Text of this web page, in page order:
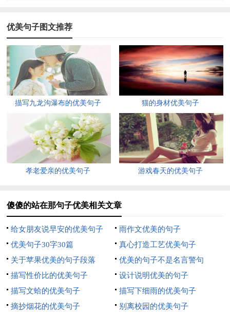
4、平凡的人，有一颗进取心，不甘平庸，不甘堕落，我想平凡
的人也会创造不平凡的人生。我们平凡但不平庸。因为敢于追求
梦想，所以我们不平凡。
5、简单的生活，简单的故事。我们都是平凡人，然而我们不甘
平凡，想要舞得自然，难免会受伤一番。茧子硬了，那是付出的
象征，是努力的杰作。倘若心硬了，那便是岁月的仇恨，是宿命
的嘲弄或者说是自己的执迷，自我的迷失。生活还在继续，而我
们就像是诗人，然而我们还不是诗人，写不了自成一体的绝句。
6、不是每一个人，都能成为圣人，伟人，平凡的人，有不平凡
样精彩绝伦。就算没有人为我们鼓掌，也要学会自我欣赏。
7、时间会告诉我们，简单的喜欢，最长远；平凡中的陪伴，最
心安；懂你的人，最温暖。用心呵护一份情，用爱守望这一程，
不留遗憾给生命。遇见，只是一个开始；守望，才能相伴一生。
珍惜爱你的人和你爱的人！
8、平凡的生活中，真的需要发现，用我们的心去发现每{美丽。
我们可以听见~鸠在河之洲啁啾出了窈窕淑女。我们可以在夕阳
优美句子图文推荐
描写九龙沟瀑布的优美句子 猫的身材优美句子
孝老爱亲的优美句子 游戏春天的优美句子
傻傻的站在那句子优美相关文章
给女朋友说早安的优美句子
雨作文优美的句子
优美句子30字30篇
真心打造工艺优美句子
关于苹果优美的句子段落
优美的句子不是名言警句
描写性价比的优美句子
设计说明优美的句子
描写文蛤的优美句子
描写下细雨的优美句子
摘抄烟花的优美句子
别离校园的优美句子